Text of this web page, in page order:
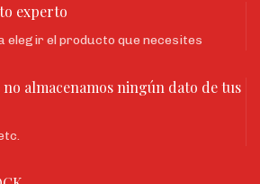
experto
elegir el producto que necesites
no almacenamos ningún dato de tus